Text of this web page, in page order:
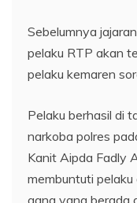
Sebelumnya
pelaku RTP akan
pelaku kemaren
Pelaku berhasil di
narkoba polres
Kanit Aipda Fadly
membuntuti